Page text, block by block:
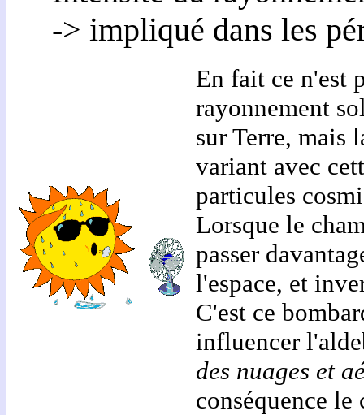
-> impliqué dans les
En fait ce n'est
rayonnement
sur Terre, mais
variant avec
particules
Lorsque le
passer
l'espace, et
C'est ce
influencer
des nuages et
conséquence